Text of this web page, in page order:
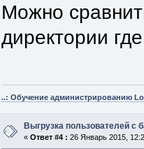
Можно
директории
..: Обучение администрированию
Выгрузка пользователей с
«Ответ #4 : 26 Январь 2015,